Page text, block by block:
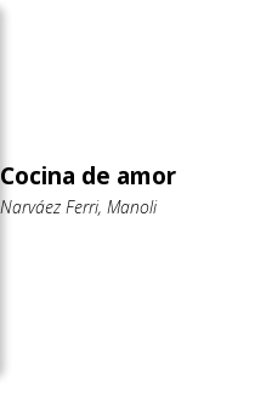
Cocina de amor
Narváez Ferri, Manoli